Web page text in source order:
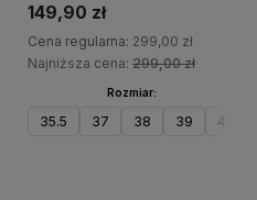
149,90 zł
Cena regularna: 299,00 zł
Najniższa cena: 299,00 zł
Rozmiar:
35.5 37 38 39 40